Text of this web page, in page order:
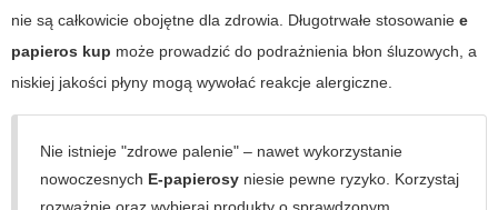
nie są całkowicie obojętne dla zdrowia. Długotrwałe stosowanie e
papieros kup może prowadzić do podrażnienia błon śluzowych, a
niskiej jakości płyny mogą wywołać reakcje alergiczne.
Nie istnieje "zdrowe palenie" – nawet wykorzystanie
nowoczesnych E-papierosy niesie pewne ryzyko. Korzystaj